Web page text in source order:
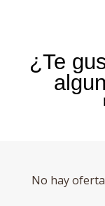
¿Te
No hay